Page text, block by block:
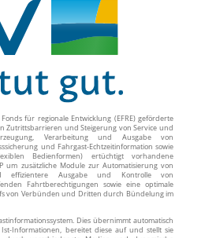
für regionale Entwicklung (EFRE) geförderte
Zutrittsbarrieren und Steigerung von Service und
Verarbeitung und Ausgabe von
und Fahrgast-Echtzeitinformation sowie
Bedienformen) ertüchtigt vorhandene
um zusätzliche Module zur Automatisierung von
effizientere Ausgabe und Kontrolle von
Fahrtberechtigungen sowie eine optimale
von Verbünden und Dritten durch Bündelung im
Dies übernimmt automatisch
Informationen, bereitet diese auf und stellt sie